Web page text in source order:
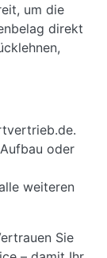
um die
direkt
oder
weiteren
Sie